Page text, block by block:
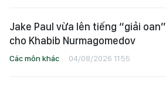
Jake Paul vừa lên tiếng “giải oan”
cho Khabib Nurmagomedov
Các môn khác 04/08/2026 11:55